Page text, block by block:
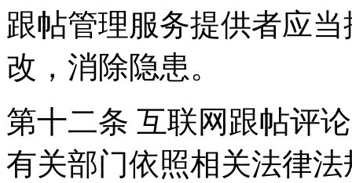
跟帖管理服务提供者应
改，消除隐患。
第十二条 互联网跟帖评
有关部门依照相关法律